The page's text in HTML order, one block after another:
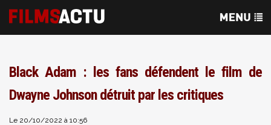
Black Adam : les fans défendent le film de
Dwayne Johnson détruit par les critiques
Le 20/10/2022 à 10:56